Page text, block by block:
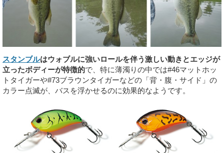
スタンブルはウォブルに強いロールを伴う激しい動きとエッジが
立ったボディーが特徴的で、特に薄濁りの中では#46マットホッ
トタイガーや#73ブラウンタイガーなどの「背・腹・サイド」の
カラー点滅が、バスを浮かせるのに効果的なようです。